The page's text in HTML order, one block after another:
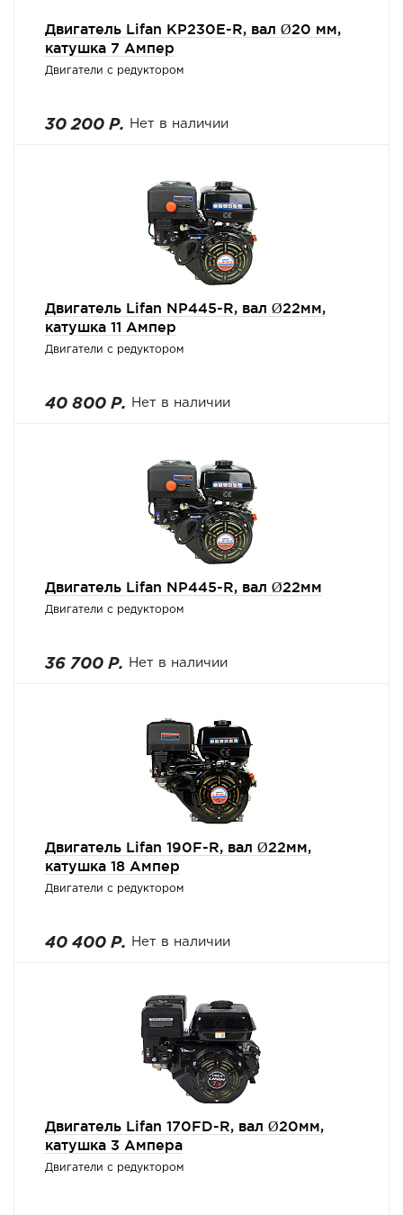
Двигатель Lifan KP230E-R, вал Ø20 мм,
катушка 7 Ампер
Двигатели с редуктором
30 200 Р. Нет в наличии
Двигатель Lifan NP445-R, вал Ø22мм,
катушка 11 Ампер
Двигатели с редуктором
40 800 Р. Нет в наличии
Двигатель Lifan NP445-R, вал Ø22мм
Двигатели с редуктором
36 700 Р. Нет в наличии
Двигатель Lifan 190F-R, вал Ø22мм,
катушка 18 Ампер
Двигатели с редуктором
40 400 Р. Нет в наличии
Двигатель Lifan 170FD-R, вал Ø20мм,
катушка 3 Ампера
Двигатели с редуктором